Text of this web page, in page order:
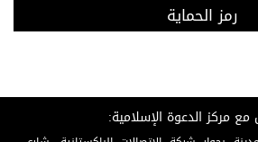
رمز الحماية
مع مركز الدعوة الإسلامية: